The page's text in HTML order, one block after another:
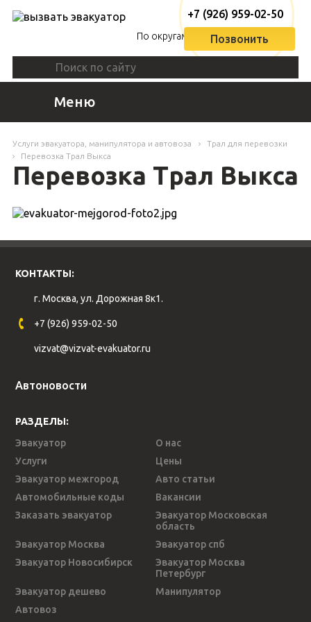
По округам
+7 (926) 959-02-50
Позвонить
Меню
Услуги эвакуатора, манипулятора и автовоза
Трал для перевозки
Перевозка Трал Выкса
Перевозка Трал Выкса
КОНТАКТЫ:
г. Москва, ул. Дорожная 8к1.
+7 (926) 959-02-50
vizvat@vizvat-evakuator.ru
Автоновости
РАЗДЕЛЫ:
Эвакуатор
О нас
Услуги
Цены
Эвакуатор межгород
Авто статьи
Автомобильные коды
Вакансии
Заказать эвакуатор
Эвакуатор Московская
область
Эвакуатор Москва
Эвакуатор спб
Эвакуатор Новосибирск
Эвакуатор Москва
Петербург
Эвакуатор дешево
Манипулятор
Автовоз